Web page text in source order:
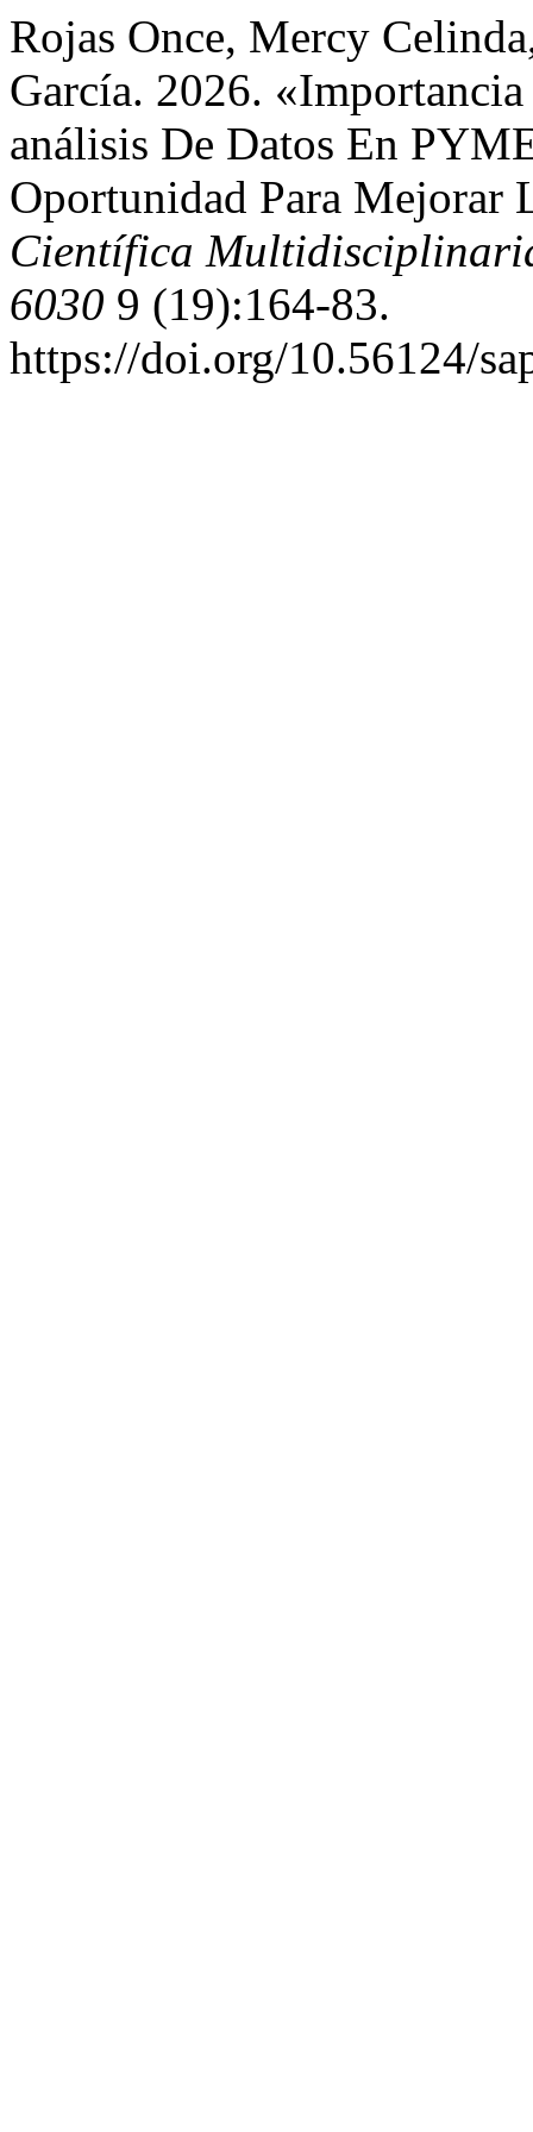
Rojas Once, Mercy
García. 2026.
análisis De Datos En
Oportunidad Para
Científica
6030 9 (19):164-83.
https://doi.org/10.56124/